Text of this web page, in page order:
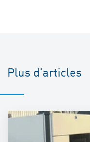
Plus d'articles